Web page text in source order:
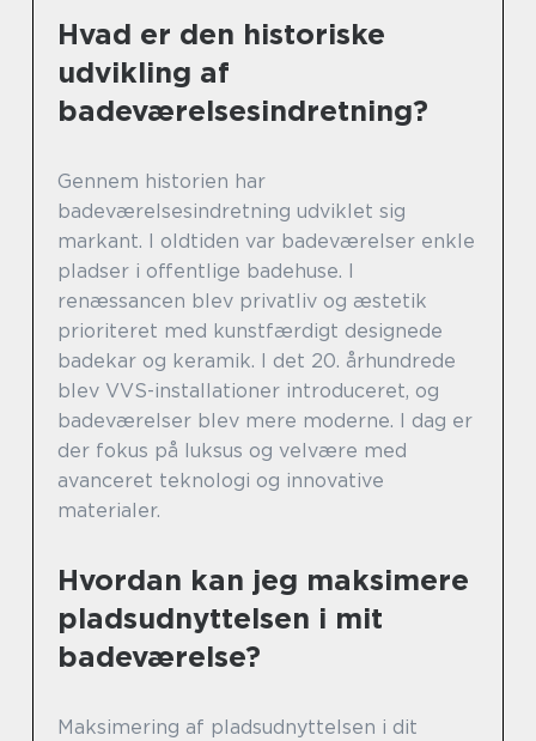
Hvad er den historiske
udvikling af
badeværelsesindretning?
Gennem historien har
badeværelsesindretning udviklet sig
markant. I oldtiden var badeværelser enkle
pladser i offentlige badehuse. I
renæssancen blev privatliv og æstetik
prioriteret med kunstfærdigt designede
badekar og keramik. I det 20. århundrede
blev VVS-installationer introduceret, og
badeværelser blev mere moderne. I dag er
der fokus på luksus og velvære med
avanceret teknologi og innovative
materialer.
Hvordan kan jeg maksimere
pladsudnyttelsen i mit
badeværelse?
Maksimering af pladsudnyttelsen i dit